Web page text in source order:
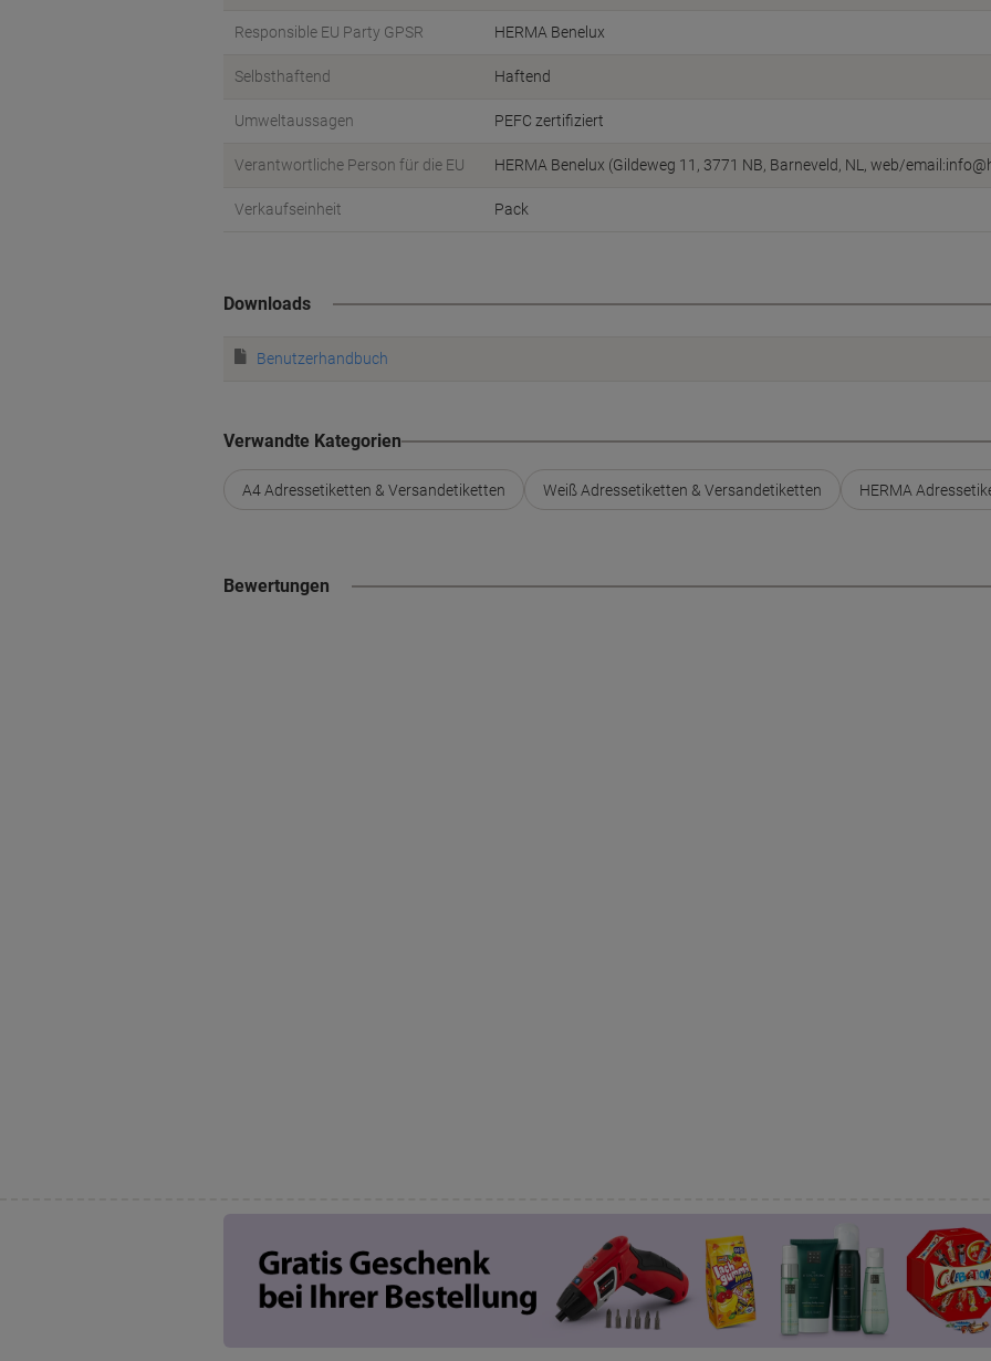
Responsible EU Party GPSR HERMA Benelux
Selbsthaftend Haftend
Umweltaussagen PEFC zertifiziert
Verantwortliche Person für die EU HERMA Benelux (Gildeweg 11, 3771 NB, Barneveld, NL, web/
Verkaufseinheit Pack
Downloads
Benutzerhandbuch
Verwandte Kategorien
A4 Adressetiketten & Versandetiketten Weiß Adressetiketten & Versandetiketten HERMA
Bewertungen